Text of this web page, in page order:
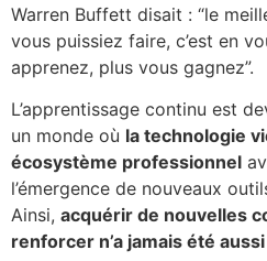
Warren Buffett disait : “le
vous puissiez faire, c’est en
apprenez, plus vous gagnez”.
L’apprentissage continu est
un monde où la technologie
écosystème professionnel
l’émergence de nouveaux
Ainsi, acquérir de nouvelles
renforcer n’a jamais été